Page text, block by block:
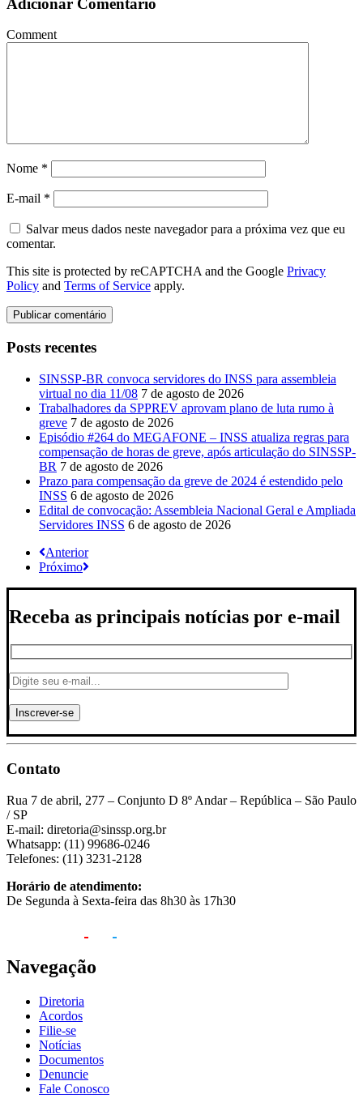
Adicionar Comentário
Comment
Nome *
E-mail *
Salvar meus dados neste navegador para a próxima vez que eu
comentar.
This site is protected by reCAPTCHA and the Google Privacy
Policy and Terms of Service apply.
Posts recentes
SINSSP-BR convoca servidores do INSS para assembleia
virtual no dia 11/08 7 de agosto de 2026
Trabalhadores da SPPREV aprovam plano de luta rumo à
greve 7 de agosto de 2026
Episódio #264 do MEGAFONE – INSS atualiza regras para
compensação de horas de greve, após articulação do SINSSP-
BR 7 de agosto de 2026
Prazo para compensação da greve de 2024 é estendido pelo
INSS 6 de agosto de 2026
Edital de convocação: Assembleia Nacional Geral e Ampliada
Servidores INSS 6 de agosto de 2026
Anterior
Próximo
Receba as principais notícias por e-mail
Contato
Rua 7 de abril, 277 – Conjunto D 8º Andar – República – São Paulo
/ SP
E-mail: diretoria@sinssp.org.br
Whatsapp: (11) 99686-0246
Telefones: (11) 3231-2128
Horário de atendimento:
De Segunda à Sexta-feira das 8h30 às 17h30
Navegação
Diretoria
Acordos
Filie-se
Notícias
Documentos
Denuncie
Fale Conosco